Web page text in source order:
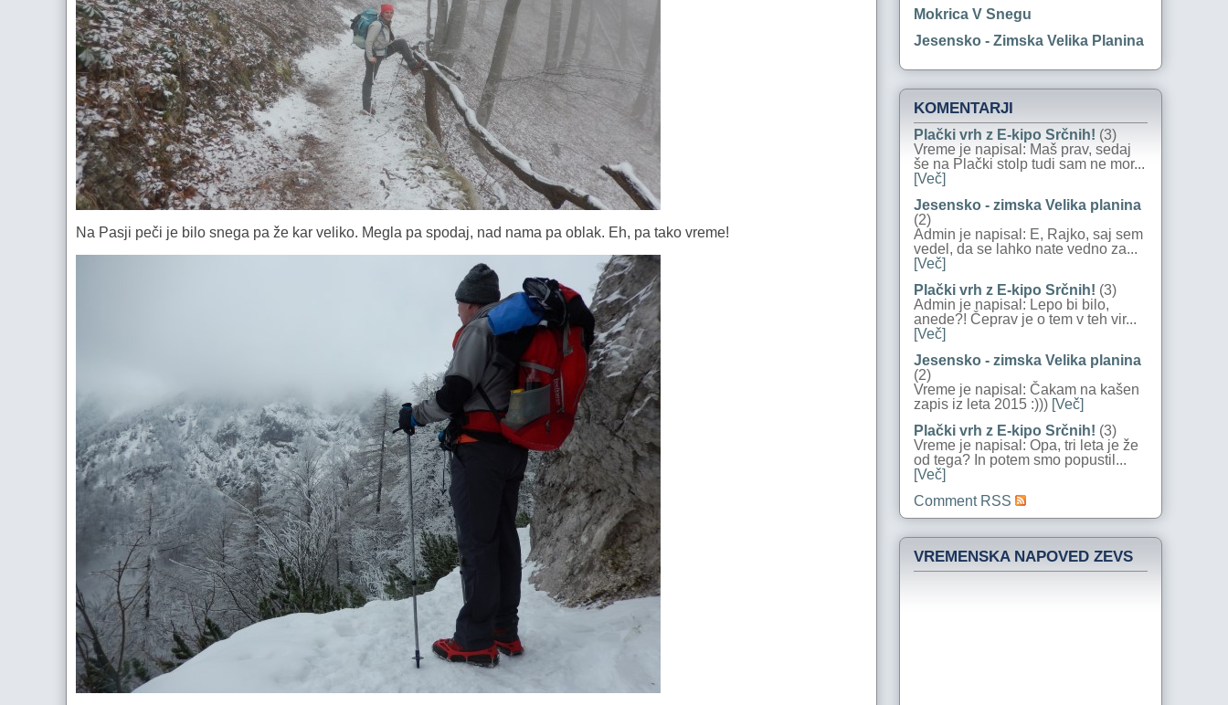
Na Pasji peči je bilo snega pa že kar veliko. Megla pa spodaj, nad nama pa oblak. Eh, pa tako vreme!
Mokrica V Snegu
Jesensko - Zimska Velika Planina
KOMENTARJI
Plački vrh z E-kipo Srčnih! (3)
Vreme je napisal: Maš prav, sedaj
še na Plački stolp tudi sam ne mor...
[Več]
Jesensko - zimska Velika planina
(2)
Admin je napisal: E, Rajko, saj sem
vedel, da se lahko nate vedno za...
[Več]
Plački vrh z E-kipo Srčnih! (3)
Admin je napisal: Lepo bi bilo,
anede?! Čeprav je o tem v teh vir...
[Več]
Jesensko - zimska Velika planina
(2)
Vreme je napisal: Čakam na kašen
zapis iz leta 2015 :))) [Več]
Plački vrh z E-kipo Srčnih! (3)
Vreme je napisal: Opa, tri leta je že
od tega? In potem smo popustil...
[Več]
Comment RSS
VREMENSKA NAPOVED ZEVS